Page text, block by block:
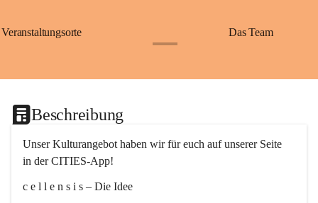
Veranstaltungsorte Das Team
Beschreibung
Unser Kulturangebot haben wir für euch auf unserer Seite
in der CITIES-App!
c e l l e n s i s – Die Idee